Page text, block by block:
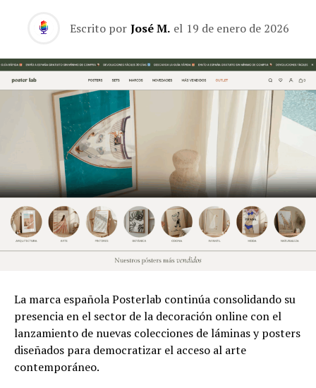
Escrito por José M. el 19 de enero de 2026
La marca española Posterlab continúa consolidando su
presencia en el sector de la decoración online con el
lanzamiento de nuevas colecciones de láminas y posters
diseñados para democratizar el acceso al arte
contemporáneo.